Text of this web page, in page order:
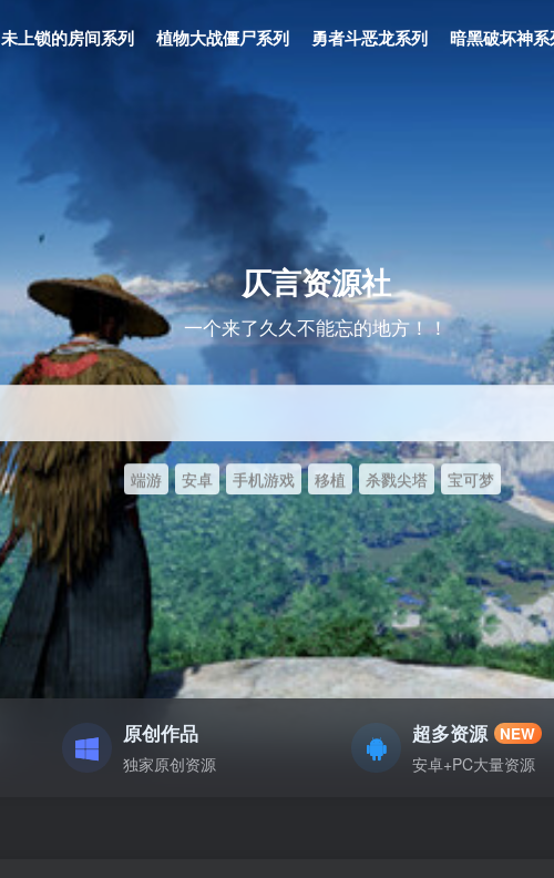
未上锁的房间系列 植物大战僵尸系列 勇者斗恶龙系列 暗黑破坏神系
仄言资源社
一个来了久久不能忘的地方！！
端游 安卓 手机游戏 移植 杀戮尖塔 宝可梦
原创作品
独家原创资源
超多资源 NEW
安卓+PC大量资源